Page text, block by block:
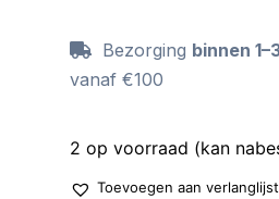
Bezorging binnen
vanaf €100
2 op voorraad (kan
Toevoegen aan verlanglijst